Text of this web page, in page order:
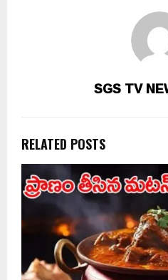
SGS TV
RELATED POSTS